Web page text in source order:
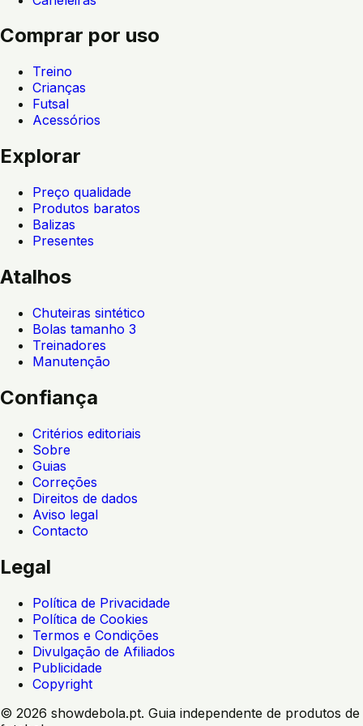
Comprar por uso
Treino
Crianças
Futsal
Acessórios
Explorar
Preço qualidade
Produtos baratos
Balizas
Presentes
Atalhos
Chuteiras sintético
Bolas tamanho 3
Treinadores
Manutenção
Confiança
Critérios editoriais
Sobre
Guias
Correções
Direitos de dados
Aviso legal
Contacto
Legal
Política de Privacidade
Política de Cookies
Termos e Condições
Divulgação de Afiliados
Publicidade
Copyright
© 2026 showdebola.pt. Guia independente de produtos de